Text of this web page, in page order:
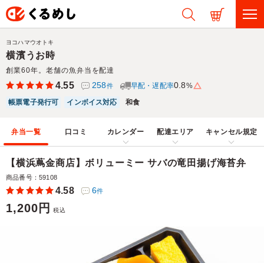
横濱うお時
創業60年。老舗の魚弁当を配達
ヨコハマウオトキ
4.55 258件 早配・遅配率0.8%
帳票電子発行可
インボイス対応 和食
弁当一覧 口コミ カレンダー 配達エリア キャンセル規定
【横浜蔦金商店】ボリューミー サバの竜田揚げ海苔弁
商品番号：59108
4.58 6件
1,200円 税込